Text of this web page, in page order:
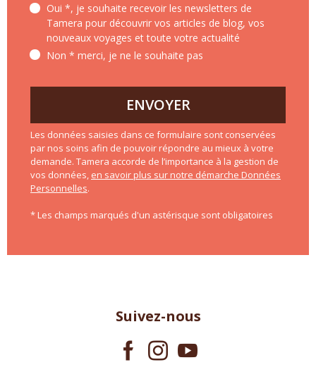
Oui *, je souhaite recevoir les newsletters de
Tamera pour découvrir vos articles de blog, vos
nouveaux voyages et toute votre actualité
Non * merci, je ne le souhaite pas
ENVOYER
Les données saisies dans ce formulaire sont conservées
par nos soins afin de pouvoir répondre au mieux à votre
demande. Tamera accorde de l’importance à la gestion de
vos données, en savoir plus sur notre démarche Données
Personnelles.
* Les champs marqués d'un astérisque sont obligatoires
Suivez-nous